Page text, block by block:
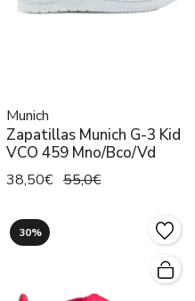
Munich
Zapatillas Munich G-3 Kid
VCO 459 Mno/Bco/Vd
38,50€ 55,0€
30%